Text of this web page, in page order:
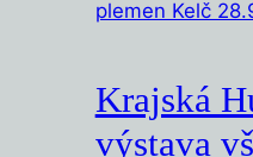
Krajská
výstava